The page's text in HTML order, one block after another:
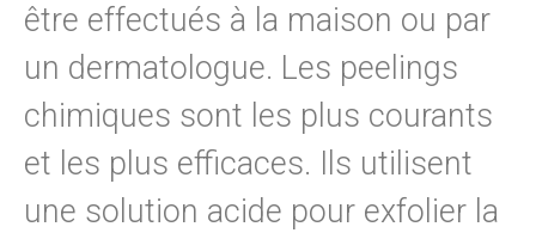
être effectués à la maison ou par
un dermatologue. Les peelings
chimiques sont les plus courants
et les plus efficaces. Ils utilisent
une solution acide pour exfolier la